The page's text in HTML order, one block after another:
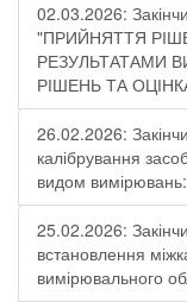
02.03.2026:
"ПРИЙНЯТТЯ
РЕЗУЛЬТАТАМИ
РІШЕНЬ ТА
26.02.2026:
калібрування
видом
25.02.2026:
встановлення
вимірювального